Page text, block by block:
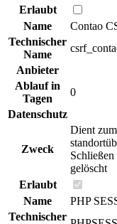
Erlaubt
Name
Contao
Technischer
Name
Anbieter
Ablauf in
Tagen
0
Datenschutz
Zweck
Dient
gelöscht
Erlaubt
Name
PHP
Technischer